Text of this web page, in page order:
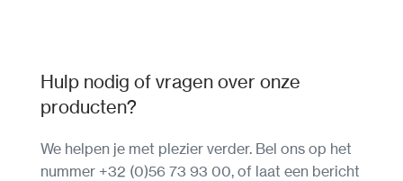
Hulp nodig of vragen over onze
producten?
We helpen je met plezier verder. Bel ons op het
nummer +32 (0)56 73 93 00, of laat een bericht